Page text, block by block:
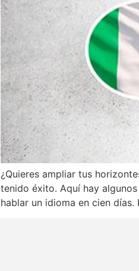
¿Quieres ampliar tus
tenido éxito. Aquí hay
hablar un idioma en cien